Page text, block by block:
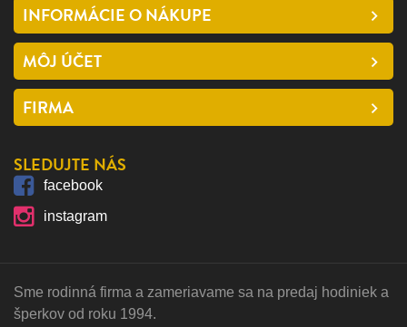
INFORMÁCIE O NÁKUPE
MÔJ ÚČET
FIRMA
SLEDUJTE NÁS
facebook
instagram
Sme rodinná firma a zameriavame sa na predaj hodiniek a
šperkov od roku 1994.